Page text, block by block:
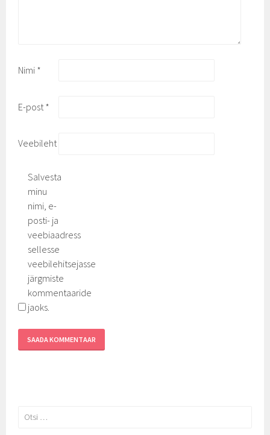
Nimi *
E-post *
Veebileht
Salvesta
minu
nimi, e-
posti- ja
veebiaadress
sellesse
veebilehitsejasse
järgmiste
kommentaaride
jaoks.
Otsi: